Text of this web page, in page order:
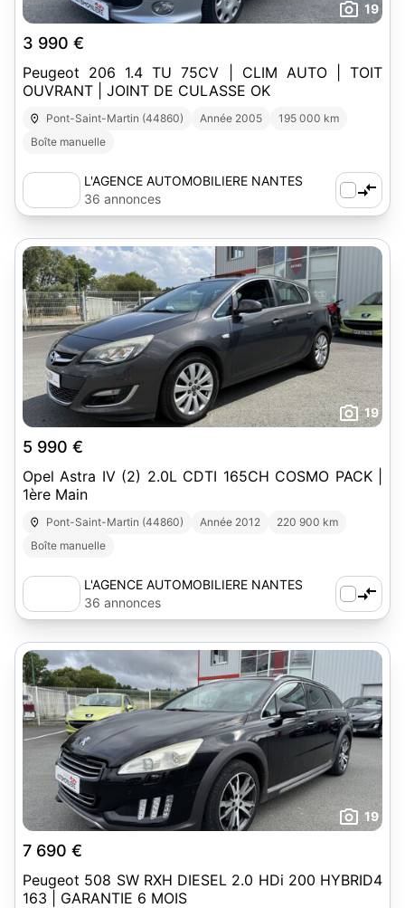
19
3 990 €
Peugeot 206 1.4 TU 75CV | CLIM AUTO | TOIT
OUVRANT | JOINT DE CULASSE OK
Pont-Saint-Martin (44860) Année 2005
195 000 km
Boîte manuelle
L'AGENCE AUTOMOBILIERE NANTES
SUD-EST
36 annonces
19
5 990 €
Opel Astra IV (2) 2.0L CDTI 165CH COSMO PACK |
1ère Main
Pont-Saint-Martin (44860) Année 2012
220 900 km
Boîte manuelle
L'AGENCE AUTOMOBILIERE NANTES
SUD-EST
36 annonces
19
7 690 €
Peugeot 508 SW RXH DIESEL 2.0 HDi 200 HYBRID4
163 | GARANTIE 6 MOIS